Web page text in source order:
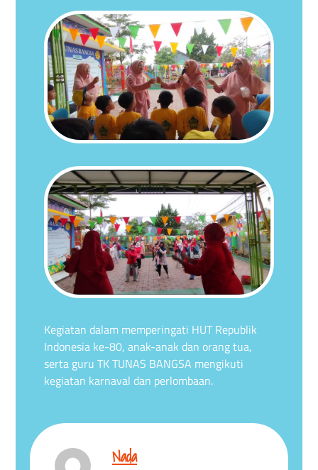
Kegiatan dalam memperingati HUT Republik
Indonesia ke-80, anak-anak dan orang tua,
serta guru TK TUNAS BANGSA mengikuti
kegiatan karnaval dan perlombaan.
Nada